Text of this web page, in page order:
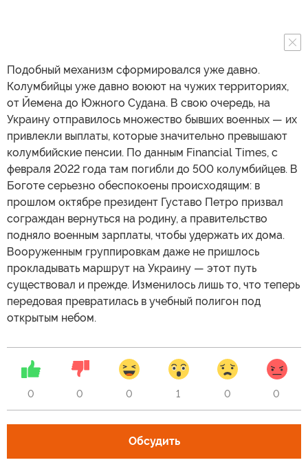
Подобный механизм сформировался уже давно.
Колумбийцы уже давно воюют на чужих территориях,
от Йемена до Южного Судана. В свою очередь, на
Украину отправилось множество бывших военных — их
привлекли выплаты, которые значительно превышают
колумбийские пенсии. По данным Financial Times, с
февраля 2022 года там погибли до 500 колумбийцев. В
Боготе серьезно обеспокоены происходящим: в
прошлом октябре президент Густаво Петро призвал
сограждан вернуться на родину, а правительство
подняло военным зарплаты, чтобы удержать их дома.
Вооруженным группировкам даже не пришлось
прокладывать маршрут на Украину — этот путь
существовал и прежде. Изменилось лишь то, что теперь
передовая превратилась в учебный полигон под
открытым небом.
0 0 0 1 0 0
Обсудить